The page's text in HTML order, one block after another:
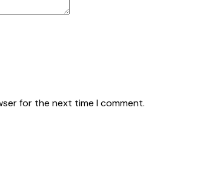
for the next time I comment.